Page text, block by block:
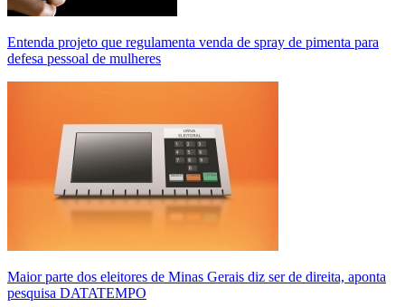
Entenda projeto que regulamenta venda de spray de pimenta para
defesa pessoal de mulheres
Maior parte dos eleitores de Minas Gerais diz ser de direita, aponta
pesquisa DATATEMPO